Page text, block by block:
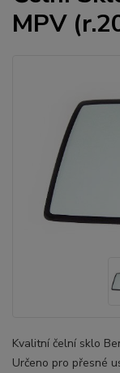
MPV
Kvalitní čelní sklo
Určeno pro přesné